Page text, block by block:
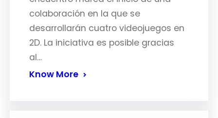
colaboración en la que se
desarrollarán cuatro videojuegos en
2D. La iniciativa es posible gracias
al…
Know More